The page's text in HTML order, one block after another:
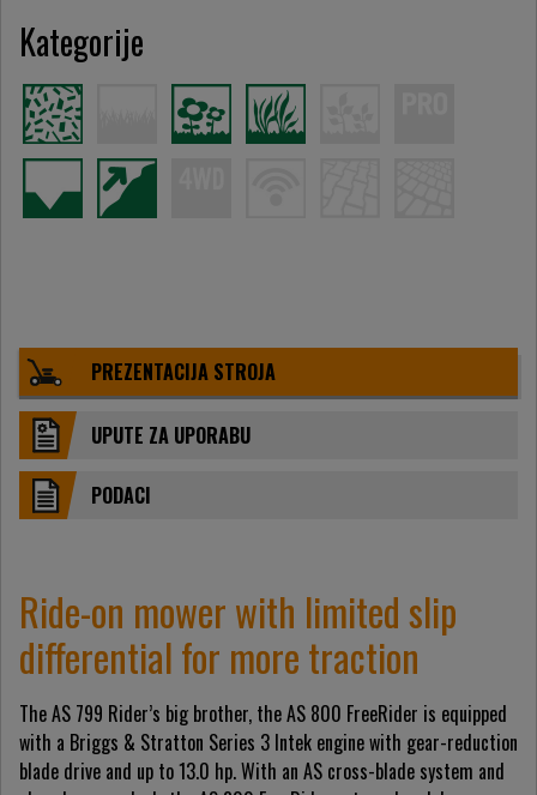
Kategorije
PREZENTACIJA STROJA
UPUTE ZA UPORABU
PODACI
Ride-on mower with limited slip
differential for more traction
The AS 799 Rider’s big brother, the AS 800 FreeRider is equipped
with a Briggs & Stratton Series 3 Intek engine with gear-reduction
blade drive and up to 13.0 hp. With an AS cross-blade system and